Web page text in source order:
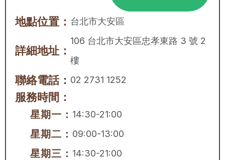
地點位置： 台北市大安區
詳細地址：
106 台北市大安區忠孝東路 3 號 2
樓
聯絡電話： 02 2731 1252
服務時間：
星期一： 14:30-21:00
星期二： 09:00-13:00
星期三： 14:30-21:00